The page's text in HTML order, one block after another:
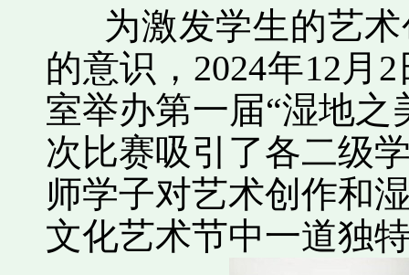
为激发学生的艺术
的意识，2024年12月
室举办第一届“湿地
次比赛吸引了各二级
师学子对艺术创作和
文化艺术节中一道独